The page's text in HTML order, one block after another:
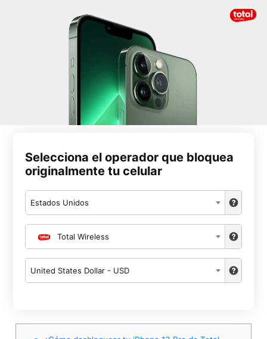
Selecciona el operador que bloquea
originalmente tu celular
Estados Unidos
Total Wireless
United States Dollar - USD